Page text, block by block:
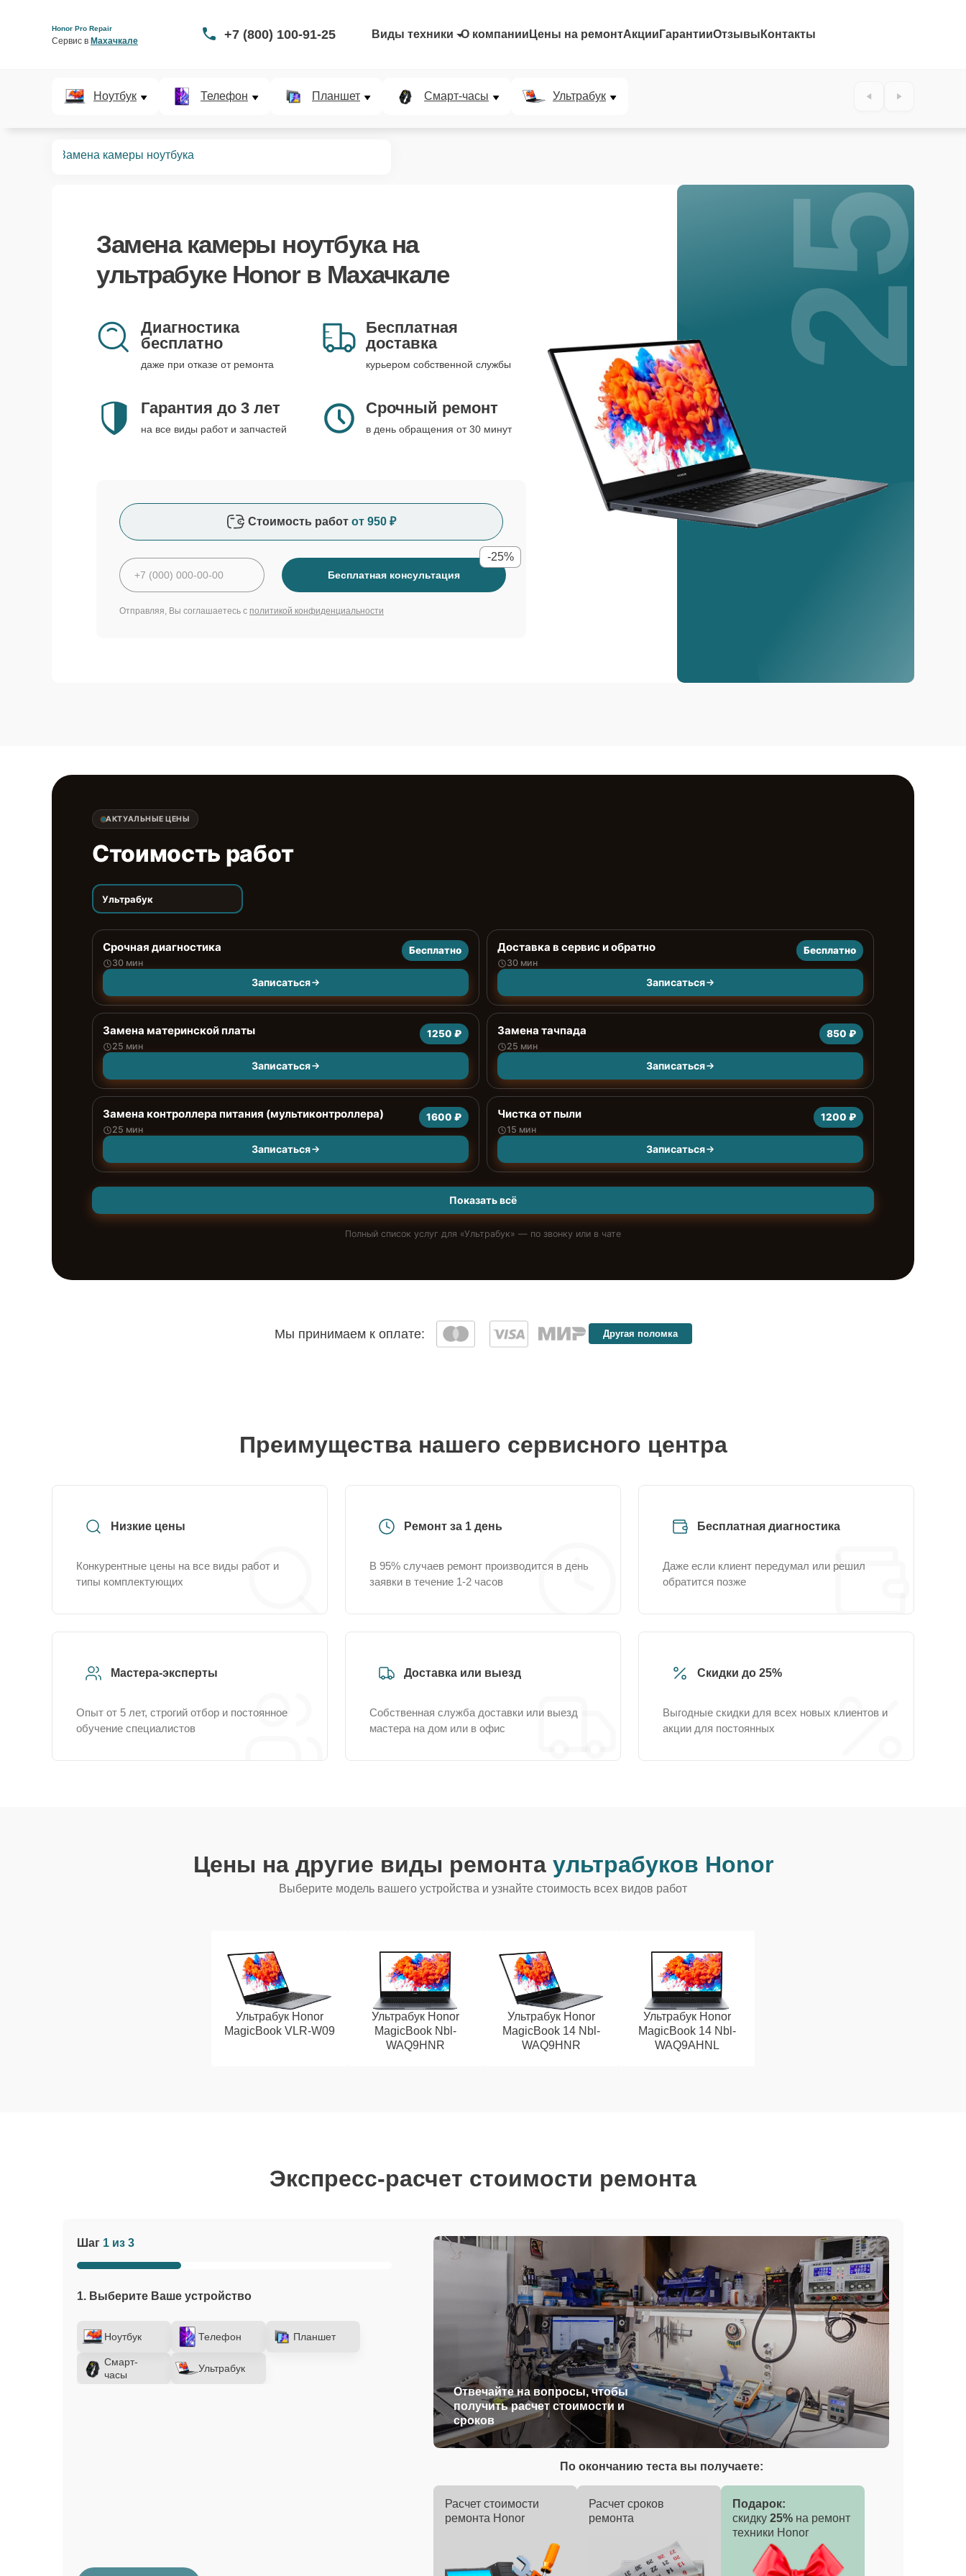
Honor Pro Repair
Сервис в Махачкале +7 (800) 100-91-25 Виды техники О компании Цены на ремонтАкции ГарантииОтзывы Контакты
Ноутбук Телефон Планшет Смарт-часы Ультрабук
Замена камеры ноутбука
Замена камеры ноутбукана
ультрабуке Honor в Махачкале
Диагностика
бесплатно
даже при отказе от ремонта
Бесплатная
доставка
курьером собственной службы
Гарантия до 3 лет
на все виды работ и запчастей
Срочный ремонт
в день обращения от 30 минут
Стоимость работ от 950 ₽
Бесплатная консультация
-25%
Отправляя, Вы соглашаетесь с политикой конфиденциальности
25%
АКТУАЛЬНЫЕ ЦЕНЫ
Стоимость работ
Ультрабук
Срочная диагностика
30 мин
Бесплатно
Записаться
Доставка в сервис и обратно
30 мин
Бесплатно
Записаться
Замена материнской платы
25 мин
1250 ₽
Записаться
Замена тачпада
25 мин
850 ₽
Записаться
Замена контроллера питания (мультиконтроллера)
25 мин
1600 ₽
Записаться
Чистка от пыли
15 мин
1200 ₽
Записаться
Показать всё
Полный список услуг для «Ультрабук» — по звонку или в чате
Мы принимаем к оплате: Другая поломка
Преимущества нашего сервисного центра
Низкие цены
Конкурентные цены на все виды работ и
типы комплектующих
Ремонт за 1 день
В 95% случаев ремонт производится в день
заявки в течение 1-2 часов
Бесплатная диагностика
Даже если клиент передумал или решил
обратится позже
Мастера-эксперты
Опыт от 5 лет, строгий отбор и постоянное
обучение специалистов
Доставка или выезд
Собственная служба доставки или выезд
мастера на дом или в офис
Скидки до 25%
Выгодные скидки для всех новых клиентов и
акции для постоянных
Цены на другие виды ремонта ультрабуков Honor
Выберите модель вашего устройства и узнайте стоимость всех видов работ
Ультрабук Honor
MagicBook VLR-W09
Ультрабук Honor
MagicBook Nbl-
WAQ9HNR
Ультрабук Honor
MagicBook 14 Nbl-
WAQ9HNR
Ультрабук Honor
MagicBook 14 Nbl-
WAQ9AHNL
Экспресс-расчет стоимости ремонта
Шаг 1 из 3
1. Выберите Ваше устройство
Ноутбук Телефон Планшет
Смарт-
часы
Ультрабук
Отвечайте на вопросы, чтобы
получить расчет стоимости и
сроков
По окончанию теста вы получаете:
Расчет стоимости
ремонта Honor
Расчет сроков
ремонта
Подарок:
скидку 25% на ремонт
техники Honor